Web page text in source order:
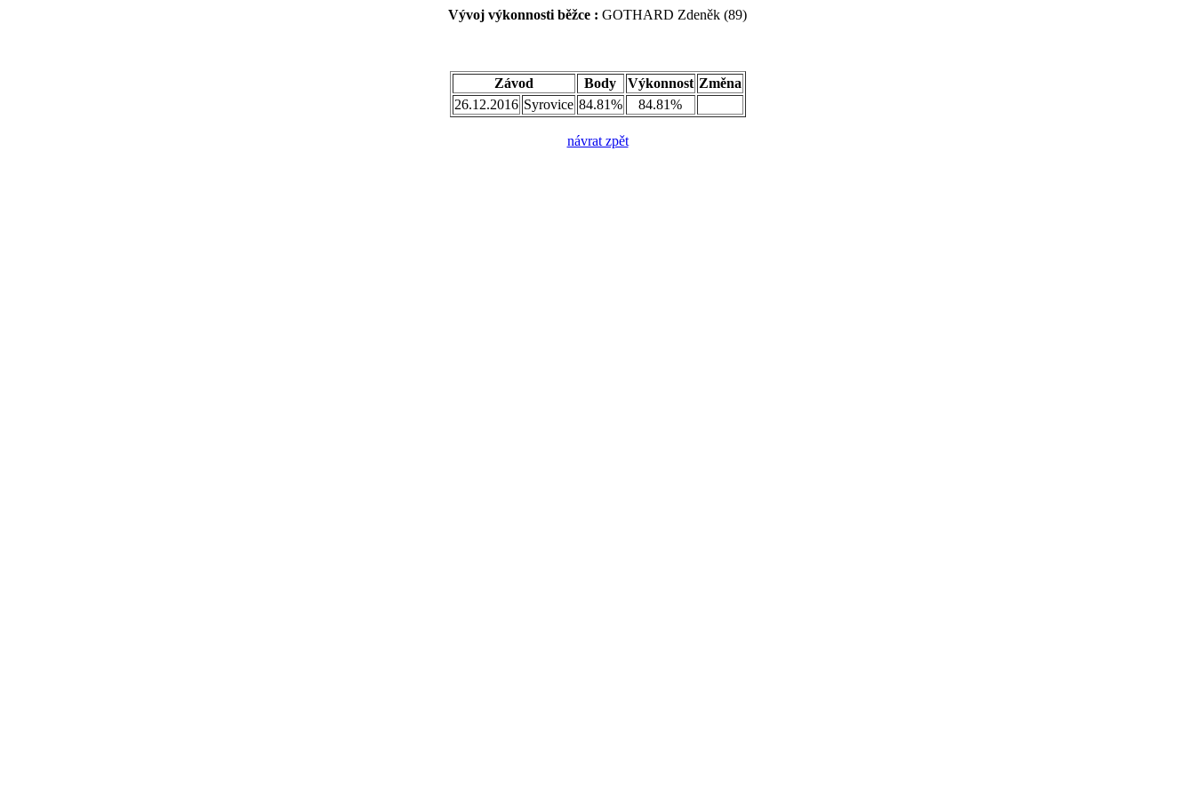
Vývoj výkonnosti běžce : GOTHARD Zdeněk (89)
Závod Body Výkonnost Změna
26.12.2016 Syrovice 84.81% 84.81%
návrat zpět